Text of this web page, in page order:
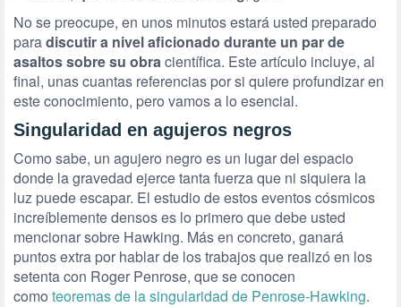
No se preocupe, en unos minutos estará usted preparado
paradiscutir a nivel aficionado durante un par de
asaltos sobre su obracientífica. Este artículo incluye, al
final, unas cuantas referencias por si quiere profundizar en
este conocimiento, pero vamos a lo esencial.
Singularidad en agujeros negros
Como sabe, un agujero negro es un lugar del espacio
donde la gravedad ejerce tanta fuerza que ni siquiera la
luz puede escapar. El estudio de estos eventos cósmicos
increíblemente densos es lo primero que debe usted
mencionar sobre Hawking. Más en concreto, ganará
puntos extra por hablar de los trabajos que realizó en los
setenta con Roger Penrose, que se conocen
como teoremas de la singularidad de Penrose-Hawking.